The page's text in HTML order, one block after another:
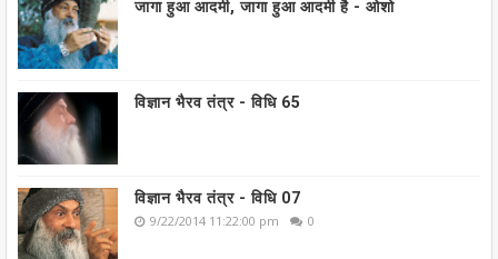
जागा हुआ आदमी, जागा हुआ आदमी है - ओशो
विज्ञान भैरव तंत्र - विधि 65
विज्ञान भैरव तंत्र - विधि 07
9/22/2014 11:22:00 pm 0